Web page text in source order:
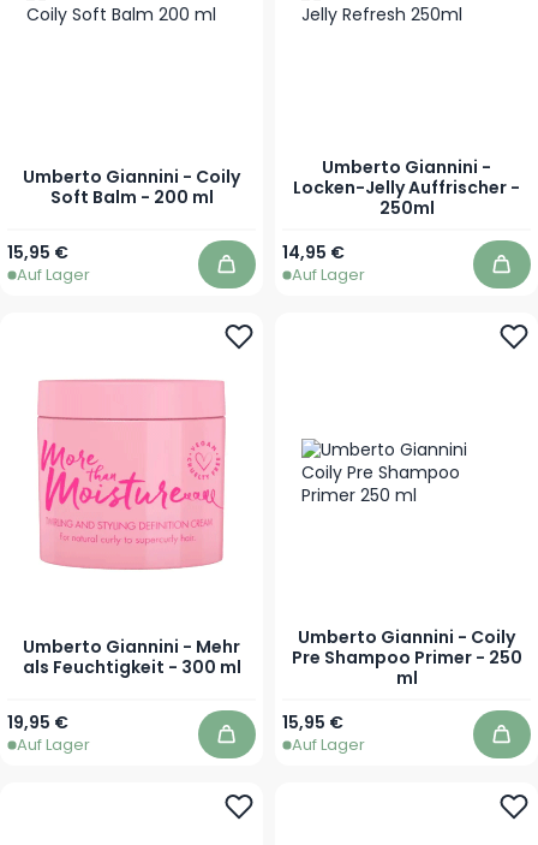
Umberto Giannini - Coily
Soft Balm - 200 ml
15,95 €
Auf Lager In den Warenkorb
Umberto Giannini -
Locken-Jelly Auffrischer -
250ml
14,95 €
Auf Lager In
Umberto Giannini - Mehr
als Feuchtigkeit - 300 ml
19,95 €
Auf Lager In den Warenkorb
Umberto Giannini - Coily
Pre Shampoo Primer - 250
ml
15,95 €
Auf Lager In